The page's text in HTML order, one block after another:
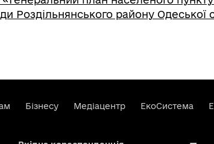
Роздільнянського району Одеської
Бізнесу Медіацентр ЕкоСистема